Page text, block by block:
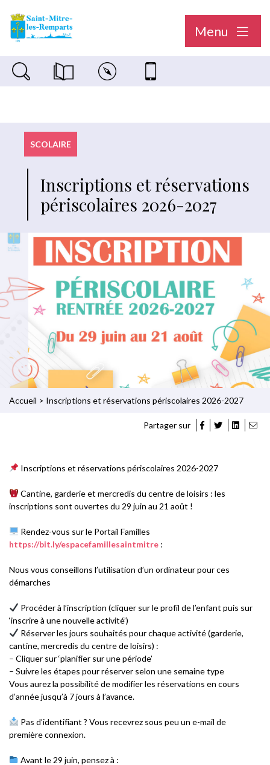
Menu
Recherche sur le siteMagazine municipal "Le Saint-Mitréen"
Carte interactiveNous contacter
SCOLAIRE
Inscriptions et réservations
périscolaires 2026-2027
Accueil > Inscriptions et réservations périscolaires 2026-2027
Partager sur
Inscriptions et réservations périscolaires 2026-2027
Cantine, garderie et mercredis du centre de loisirs : les
inscriptions sont ouvertes du 29 juin au 21 août !
Rendez-vous sur le Portail Familles
https://bit.ly/espacefamillesaintmitre :
Nous vous conseillons l’utilisation d’un ordinateur pour ces
démarches
Procéder à l’inscription (cliquer sur le profil de l’enfant puis sur
‘inscrire à une nouvelle activité’)
Réserver les jours souhaités pour chaque activité (garderie,
cantine, mercredis du centre de loisirs) :
– Cliquer sur ‘planifier sur une période’
– Suivre les étapes pour réserver selon une semaine type
Vous aurez la possibilité de modifier les réservations en cours
d’année jusqu’à 7 jours à l’avance.
Pas d’identifiant ? Vous recevrez sous peu un e-mail de
première connexion.
Avant le 29 juin, pensez à :